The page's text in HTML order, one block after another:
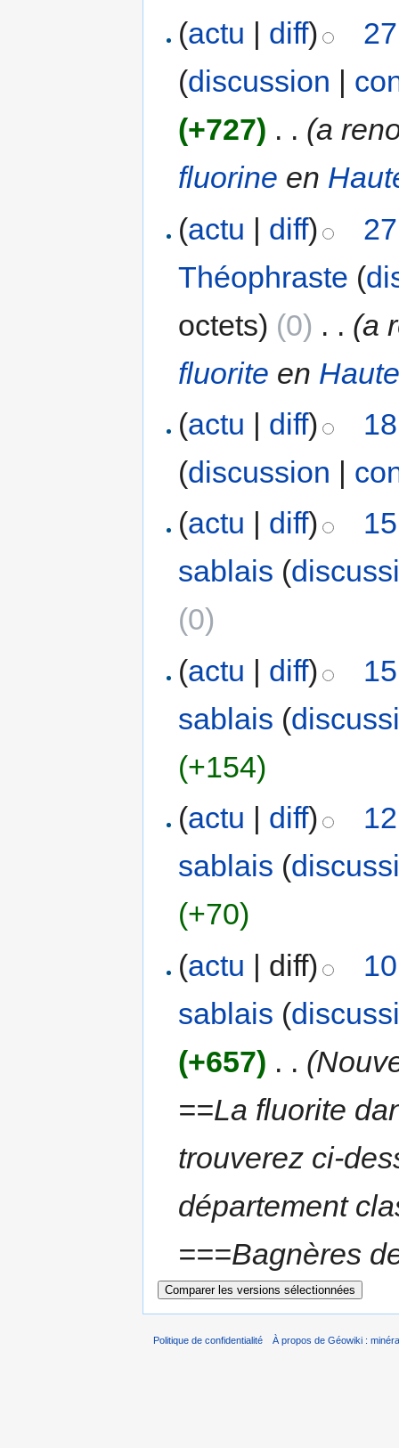
(actu | diff)
(discussion |
(+727) . . (a
fluorine en
(actu | diff)
Théophraste (
octets) (0) . . (a
fluorite en
(actu | diff)
(discussion |
(actu diff)
sablais (
(0)
(actu | diff)
sablais (
(+154)
(actu | diff)
sablais (
(+70)
(actu | diff)
sablais (
(+657) . .
==La fluorite
trouverez ci-
département
===Bagnères
Politique de confidentialité À propos de Géowiki :